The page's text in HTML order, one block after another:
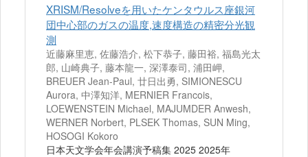
XRISM/Resolveを用いたケンタウルス座銀河
団中心部のガスの温度,速度構造の精密分光観
測
近藤麻里恵, 佐藤浩介, 松下恭子, 藤田裕, 福島光太
郎, 山崎典子, 藤本龍一, 深澤泰司, 浦田岬,
BREUER Jean-Paul, 廿日出勇, SIMIONESCU
Aurora, 中澤知洋, MERNIER Francois,
LOEWENSTEIN Michael, MAJUMDER Anwesh,
WERNER Norbert, PLSEK Thomas, SUN Ming,
HOSOGI Kokoro
日本天文学会年会講演予稿集 2025 2025年